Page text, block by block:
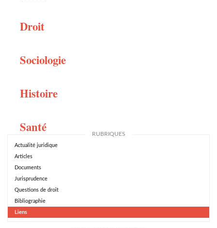
Droit
Sociologie
Histoire
Santé RUBRIQUES
Actualité juridique
Articles
Documents
Jurisprudence
Questions de droit
Bibliographie
Liens